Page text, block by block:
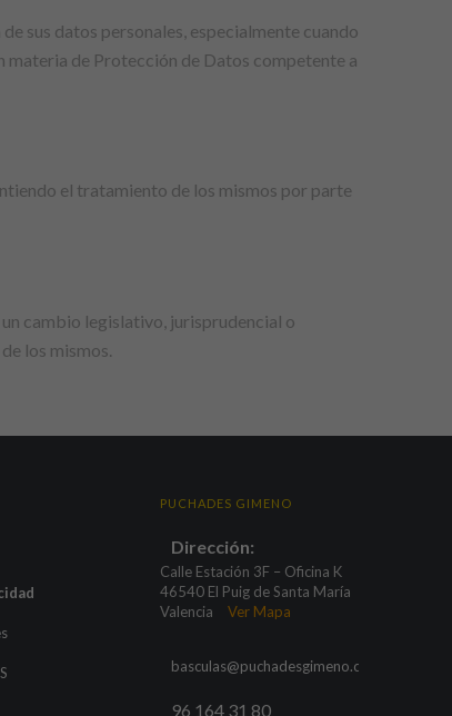
sus datos personales, especialmente cuando
materia de Protección de Datos competente a
el tratamiento de los mismos por parte
cambio legislativo, jurisprudencial o
los mismos.
PUCHADES GIMENO
Dirección:
Calle Estación 3F – Oficina K
46540 El Puig de Santa María
Valencia
Ver Mapa
basculas@puchadesgimeno.com
96 164 31 80